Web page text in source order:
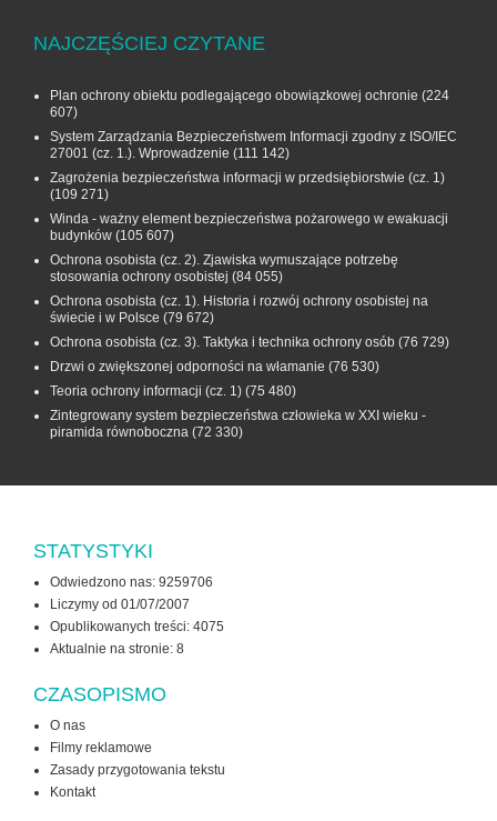
NAJCZĘŚCIEJ CZYTANE
Plan ochrony obiektu podlegającego obowiązkowej ochronie (224
607)
System Zarządzania Bezpieczeństwem Informacji zgodny z ISO/IEC
27001 (cz. 1.). Wprowadzenie (111 142)
Zagrożenia bezpieczeństwa informacji w przedsiębiorstwie (cz. 1)
(109 271)
Winda - ważny element bezpieczeństwa pożarowego w ewakuacji
budynków (105 607)
Ochrona osobista (cz. 2). Zjawiska wymuszające potrzebę
stosowania ochrony osobistej (84 055)
Ochrona osobista (cz. 1). Historia i rozwój ochrony osobistej na
świecie i w Polsce (79 672)
Ochrona osobista (cz. 3). Taktyka i technika ochrony osób (76 729)
Drzwi o zwiększonej odporności na włamanie (76 530)
Teoria ochrony informacji (cz. 1) (75 480)
Zintegrowany system bezpieczeństwa człowieka w XXI wieku -
piramida równoboczna (72 330)
STATYSTYKI
Odwiedzono nas: 9259706
Liczymy od 01/07/2007
Opublikowanych treści: 4075
Aktualnie na stronie: 8
CZASOPISMO
O nas
Filmy reklamowe
Zasady przygotowania tekstu
Kontakt